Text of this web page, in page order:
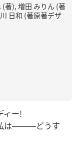
(著), 増田 みりん (著
日和 (著原著デザ
ィー!
私は―――どうす